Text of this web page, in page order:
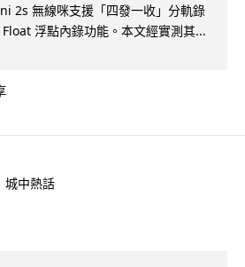
2s 無線咪支援「四發一收」分軌錄
浮點內錄功能。本文經實測其...
城中熱話